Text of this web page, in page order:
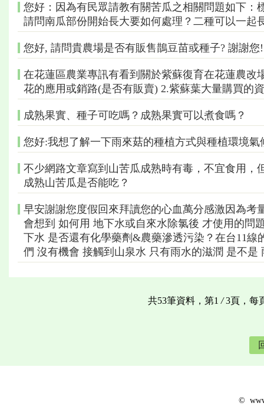
您好：因為有民眾請教有關苦瓜之相關問題如下
請問南瓜部份開始長大要如何處理？二種可以一
您好, 請問貴農場是否有販售鵲豆苗或種子? 謝謝您!
在花蓮區農業專訊有看到關於紫蘇復育在花蓮農
花的應用或銷路(是否有販賣) 2.紫蘇葉大量購買的
成熟果實、種子可吃嗎？成熟果實可以煮食嗎？
您好:我想了解一下雨來菇的種植方式與種植環境
不少網路文章寫到山苦瓜成熟時有毒，不宜食用
成熟山苦瓜是否能吃？
早安謝謝您度假回來拜讀您的心血萬分感激因為
會想到 如何用 地下水或自來水除氯後 才使用的問
下水 是否還有化學藥劑&農藥滲透污染？在台11
們 沒有機會 接觸到山泉水 只有雨水的滋潤 是不是
共53筆資料，第1 /3頁，每
©